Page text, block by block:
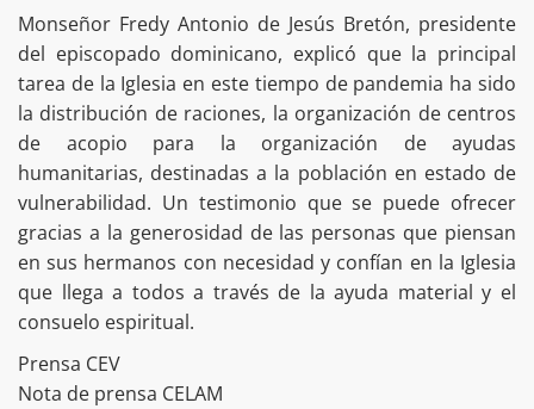
Monseñor Fredy Antonio de Jesús Bretón, presidente
del episcopado dominicano, explicó que la principal
tarea de la Iglesia en este tiempo de pandemia ha sido
la distribución de raciones, la organización de centros
de acopio para la organización de ayudas
humanitarias, destinadas a la población en estado de
vulnerabilidad. Un testimonio que se puede ofrecer
gracias a la generosidad de las personas que piensan
en sus hermanos con necesidad y confían en la Iglesia
que llega a todos a través de la ayuda material y el
consuelo espiritual.
Prensa CEV
Nota de prensa CELAM